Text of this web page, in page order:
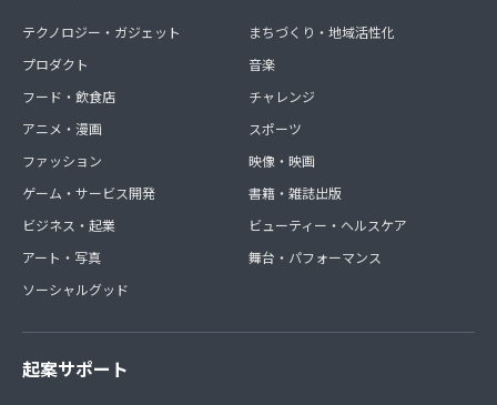
テクノロジー・ガジェット
プロダクト
フード・飲食店
アニメ・漫画
ファッション
ゲーム・サービス開発
ビジネス・起業
アート・写真
ソーシャルグッド
まちづくり・地域活性化
音楽
チャレンジ
スポーツ
映像・映画
書籍・雑誌出版
ビューティー・ヘルスケア
舞台・パフォーマンス
起案サポート